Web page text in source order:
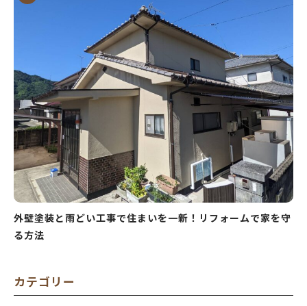
外壁塗装と雨どい工事で住まいを一新！リフォームで家を守
る方法
カテゴリー